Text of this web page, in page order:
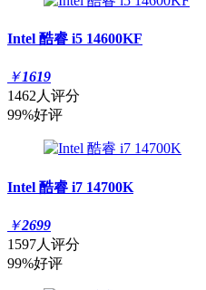
Intel 酷睿 i5 14600KF
￥1619
1462人评分
99%好评
Intel 酷睿 i7 14700K
￥2699
1597人评分
99%好评